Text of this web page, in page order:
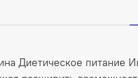
Диетическое питание